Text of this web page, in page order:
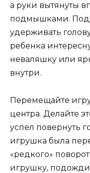
а руки вытянуты
подмышками.
удерживать
ребенка
неваляшку или
внутри.
Перемещайте
центра. Делайте
успел повернуть
игрушка была
«редкого»
игрушку,